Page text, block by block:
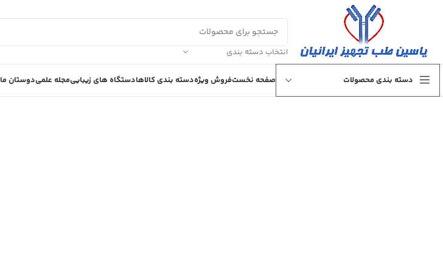
انتخاب دسته بندی
دسته بندی محصولات صفحه نخستفروش ویژهدسته بندی کالاهادستگاه های زیباییمجله علمیدوستان ما